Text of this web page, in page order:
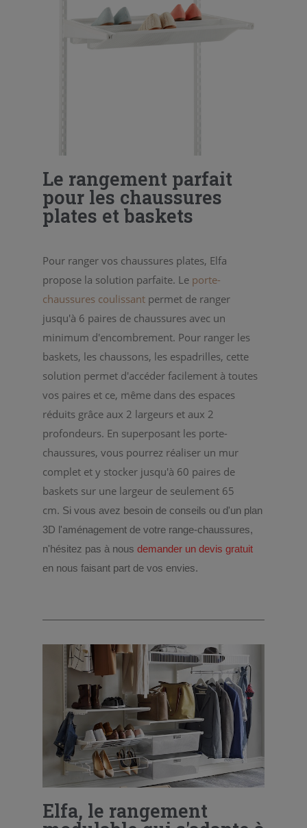
Le rangement parfait
pour les chaussures
plates et baskets
Pour ranger vos chaussures plates, Elfa
propose la solution parfaite. Le porte-
chaussures coulissantpermet de ranger
jusqu'à 6 paires de chaussures avec un
minimum d'encombrement. Pour ranger les
baskets, les chaussons, les espadrilles, cette
solution permet d'accéder facilement à toutes
vos paires et ce, même dans des espaces
réduits grâce aux 2 largeurs et aux 2
profondeurs. En superposant les porte-
chaussures, vous pourrez réaliser un mur
complet et y stocker jusqu'à 60 paires de
baskets sur une largeur de seulement 65
cm. Si vous avez besoin de conseils ou d'un plan
3D l'aménagement de votre range-chaussures,
n'hésitez pas à nous demander un devis gratuit
en nous faisant part de vos envies.
Elfa, le rangement